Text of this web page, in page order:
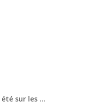
été sur les …
peigne …